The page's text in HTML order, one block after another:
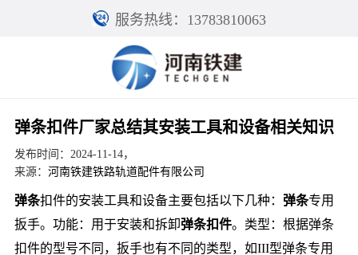
服务热线：13783810063
弹条扣件厂家总结其安装工具和设备相关知识
发布时间：2024-11-14，
来源： 河南铁建铁路轨道配件有限公司
弹条扣件的安装工具和设备主要包括以下几种： 弹条专用
扳手。功能：用于安装和拆卸弹条扣件。类型：根据弹条
扣件的型号不同，扳手也有不同的类型，如III型弹条专用